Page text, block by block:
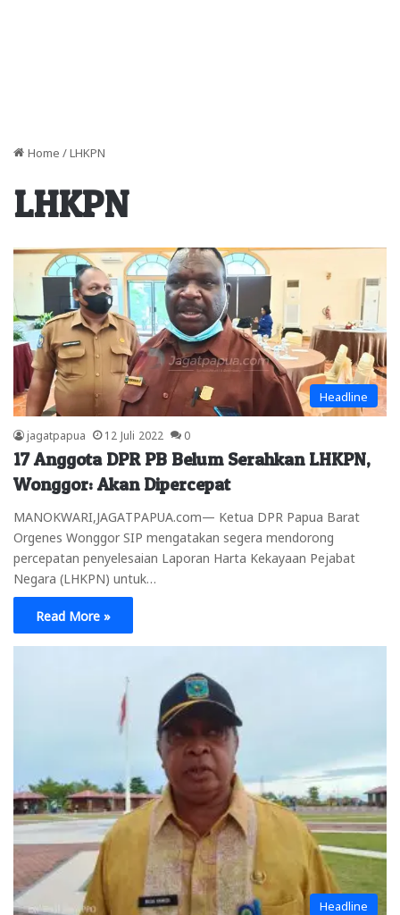
Home / LHKPN
LHKPN
Headline
jagatpapua 12 Juli 2022 0
17 Anggota DPR PB Belum Serahkan LHKPN,
Wonggor: Akan Dipercepat
MANOKWARI,JAGATPAPUA.com— Ketua DPR Papua Barat
Orgenes Wonggor SIP mengatakan segera mendorong
percepatan penyelesaian Laporan Harta Kekayaan Pejabat
Negara (LHKPN) untuk…
Read More »
Headline